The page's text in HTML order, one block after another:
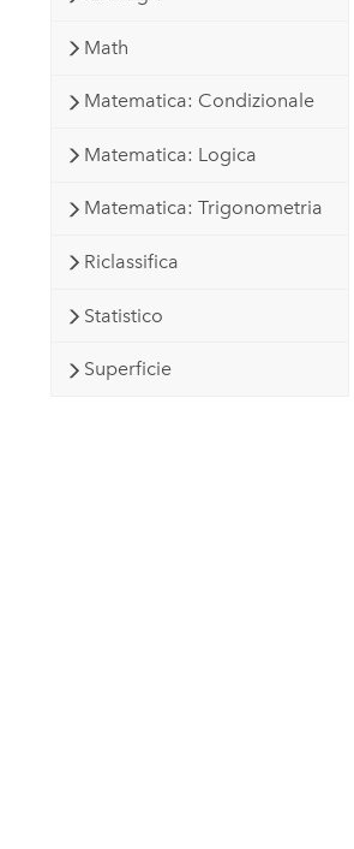
Math
Matematica: Condizionale
Matematica: Logica
Matematica: Trigonometria
Riclassifica
Statistico
Superficie